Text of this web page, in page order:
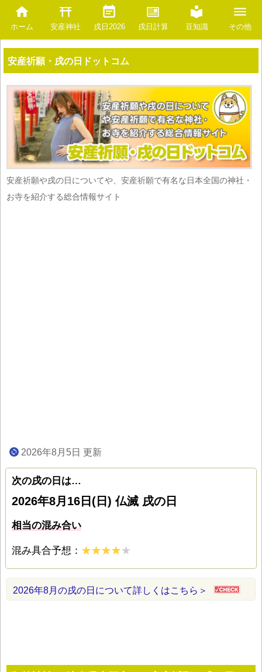
ホーム 安産神社 戌日2026 戌日計算 豆知識 その他
安産祈願・戌の日ドットコム
安産祈願や戌の日についてや、安産祈願で有名な日本全国の神社・
お寺を紹介する総合情報サイト
2026年8月5日 更新
次の戌の日は…
2026年8月16日(日) 仏滅 戌の日
相当の混み合い
混み具合予想：
2026年8月の戌の日について詳しくはこちら＞